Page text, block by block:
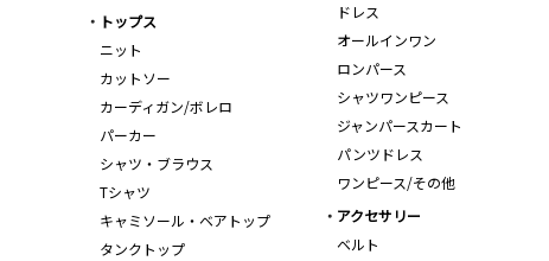
トップス
ニット
カットソー
カーディガン/ボレロ
パーカー
シャツ・ブラウス
Tシャツ
キャミソール・ベアトップ
タンクトップ
ドレス
オールインワン
ロンパース
シャツワンピース
ジャンパースカート
パンツドレス
ワンピース/その他
アクセサリー
ベルト